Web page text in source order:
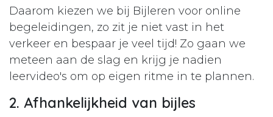
Daarom kiezen we bij Bijleren voor online
begeleidingen, zo zit je niet vast in het
verkeer en bespaar je veel tijd! Zo gaan we
meteen aan de slag en krijg je nadien
leervideo's om op eigen ritme in te plannen.
2. Afhankelijkheid van bijles